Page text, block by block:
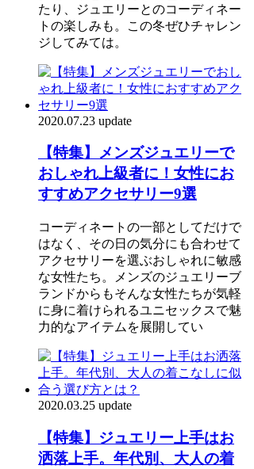
たり、ジュエリーとのコーディネー
トの楽しみも。この冬ぜひチャレン
ジしてみては。
2020.07.23 update
【特集】メンズジュエリーで
おしゃれ上級者に！女性にお
すすめアクセサリー9選
コーディネートの一部としてだけで
はなく、その日の気分にも合わせて
アクセサリーを選ぶおしゃれに敏感
な女性たち。メンズのジュエリーブ
ランドからもそんな女性たちが気軽
に身に着けられるユニセックスで魅
力的なアイテムを展開してい
2020.03.25 update
【特集】ジュエリー上手はお
洒落上手。年代別、大人の着